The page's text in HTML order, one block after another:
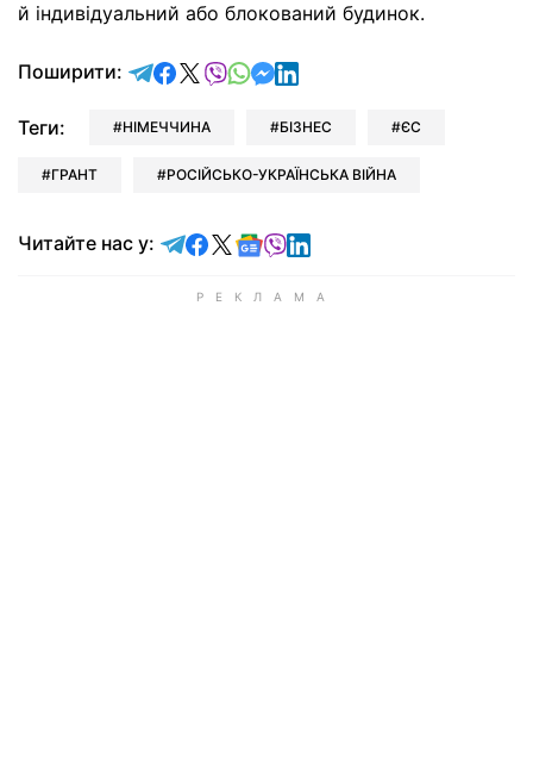
й індивідуальний або блокований будинок.
Поширити: відправити у Telegram
поділитись у Facebook
поділитись у X
відправити у Viber
відправити у Whatsapp
відправити у Messenger
відправити у LinkedIn
Теги: НІМЕЧЧИНА БІЗНЕС ЄС
ГРАНТ РОСІЙСЬКО-УКРАЇНСЬКА ВІЙНА
Читайте нас у: Читайте у Telegram
Читайте у Facebook
Читайте у X
Читайте у Google news
Читайте у Viber
Читайте у LinkedIn